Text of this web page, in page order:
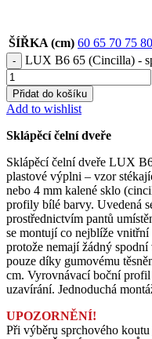
ŠÍŘKA (cm) 60 65 70 75 80
LUX B6 65 (Cincilla) -
Přidat do košíku
Add to wishlist
Sklápěcí čelní dveře
Sklápěcí čelní dveře LUX
plastové výplni – vzor
nebo 4 mm kalené sklo
profily bílé barvy. Uvedená
prostřednictvím pantů
se montují co nejblíže
protože nemají žádný
pouze díky gumovému
cm. Vyrovnávací boční profil
uzavírání. Jednoduchá
UPOZORNĚNÍ!
Při výběru sprchového